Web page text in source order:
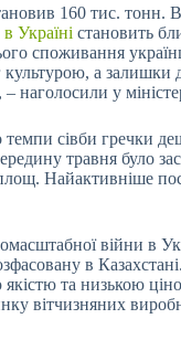
160 тис. тонн.
в Україні становить
споживання
культурою, а залишки
наголосили у
сівби гречки
травня було
Найактивніше
війни в
в
якістю та низькою
вітчизняних